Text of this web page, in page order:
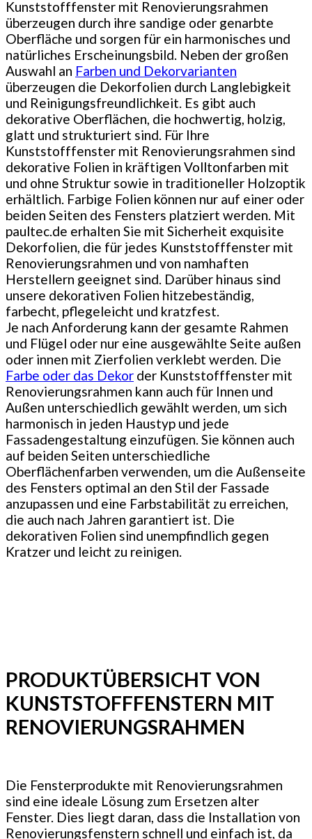
Kunststofffenster mit Renovierungsrahmen
überzeugen durch ihre sandige oder genarbte
Oberfläche und sorgen für ein harmonisches und
natürliches Erscheinungsbild. Neben der großen
Auswahl an Farben und Dekorvarianten
überzeugen die Dekorfolien durch Langlebigkeit
und Reinigungsfreundlichkeit. Es gibt auch
dekorative Oberflächen, die hochwertig, holzig,
glatt und strukturiert sind. Für Ihre
Kunststofffenster mit Renovierungsrahmen sind
dekorative Folien in kräftigen Volltonfarben mit
und ohne Struktur sowie in traditioneller Holzoptik
erhältlich. Farbige Folien können nur auf einer oder
beiden Seiten des Fensters platziert werden. Mit
paultec.de erhalten Sie mit Sicherheit exquisite
Dekorfolien, die für jedes Kunststofffenster mit
Renovierungsrahmen und von namhaften
Herstellern geeignet sind. Darüber hinaus sind
unsere dekorativen Folien hitzebeständig,
farbecht, pflegeleicht und kratzfest.
Je nach Anforderung kann der gesamte Rahmen
und Flügel oder nur eine ausgewählte Seite außen
oder innen mit Zierfolien verklebt werden. Die
Farbe oder das Dekor der Kunststofffenster mit
Renovierungsrahmen kann auch für Innen und
Außen unterschiedlich gewählt werden, um sich
harmonisch in jeden Haustyp und jede
Fassadengestaltung einzufügen. Sie können auch
auf beiden Seiten unterschiedliche
Oberflächenfarben verwenden, um die Außenseite
des Fensters optimal an den Stil der Fassade
anzupassen und eine Farbstabilität zu erreichen,
die auch nach Jahren garantiert ist. Die
dekorativen Folien sind unempfindlich gegen
Kratzer und leicht zu reinigen.
PRODUKTÜBERSICHT VON
KUNSTSTOFFFENSTERN MIT
RENOVIERUNGSRAHMEN
Die Fensterprodukte mit Renovierungsrahmen
sind eine ideale Lösung zum Ersetzen alter
Fenster. Dies liegt daran, dass die Installation von
Renovierungsfenstern schnell und einfach ist, da